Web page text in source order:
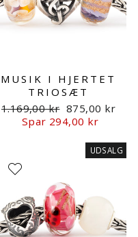
MUSIK I HJERTET
TRIOSÆT
Normalpris
1.169,00 kr Udsalgspris
875,00 kr
Spar 294,00 kr
UDSALG